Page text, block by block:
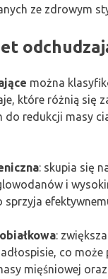
ze zdrowym
można
które różnią się
do redukcji masy
: skupia się
i
sprzyja
:
co może
mięśniowej